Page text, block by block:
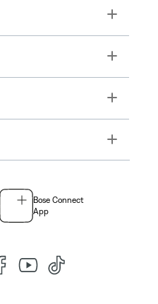
Toggle
Toggle
Toggle
Toggle
Bose Connect
App